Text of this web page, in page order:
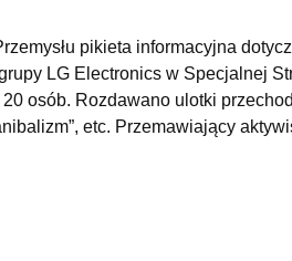
pikieta informacyjna
LG Electronics w Specjalnej
osób. Rozdawano ulotki
etc. Przemawiający